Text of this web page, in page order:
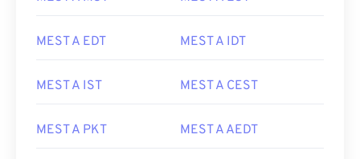
MEST A EDT MEST A IDT
MEST A IST MEST A CEST
MEST A PKT MEST A AEDT